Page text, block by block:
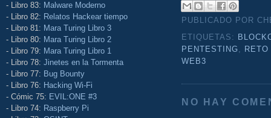
- Libro 83: Malware Moderno
- Libro 82: Relatos Hackear tiempo
- Libro 81: Mara Turing Libro 3
- Libro 80: Mara Turing Libro 2
- Libro 79: Mara Turing Libro 1
- Libro 78: Jinetes en la Tormenta
- Libro 77: Bug Bounty
- Libro 76: Hacking Wi-Fi
- Cómic 75: EVIL:ONE #3
- Libro 74: Raspberry Pi
PUBLICADO POR
ETIQUETAS:
PENTESTING ,
WEB3
NO HAY